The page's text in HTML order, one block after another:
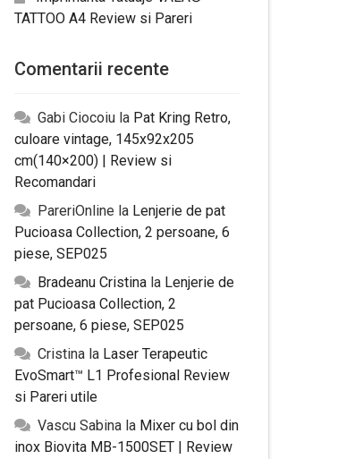
TATTOO A4 Review si Pareri
Comentarii recente
Gabi Ciocoiula Pat Kring Retro,
culoare vintage, 145x92x205
cm(140×200) | Review si
Recomandari
PareriOnline la Lenjerie de pat
Pucioasa Collection, 2 persoane, 6
piese, SEP025
Bradeanu Cristinala Lenjerie de
pat Pucioasa Collection, 2
persoane, 6 piese, SEP025
Cristinala Laser Terapeutic
EvoSmart™ L1 Profesional Review
si Pareri utile
Vascu Sabinala Mixer cu bol din
inox Biovita MB-1500SET | Review